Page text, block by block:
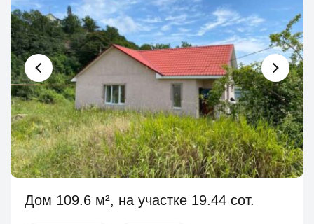
Дом 109.6 м², на участке 19.44 сот.